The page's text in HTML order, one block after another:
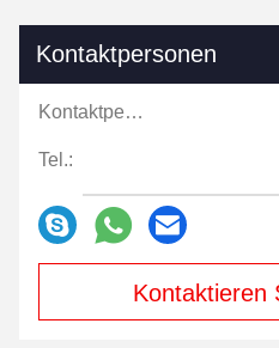
Kontaktpersonen
Kontaktpersonen:
Tel.:
Kontaktieren